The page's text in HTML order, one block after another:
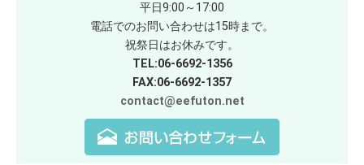
平日9:00～17:00
電話でのお問い合わせは15時まで。
祝祭日はお休みです。
TEL:06-6692-1356
FAX:06-6692-1357
contact@eefuton.net